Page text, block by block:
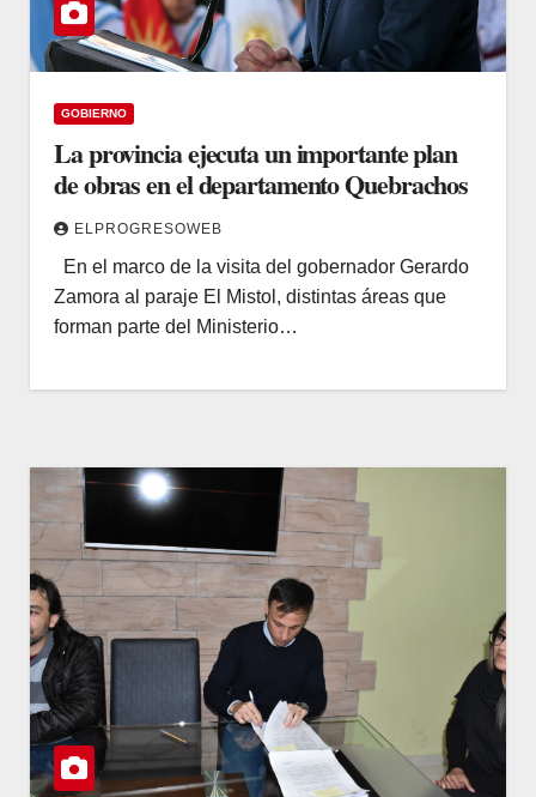
GOBIERNO
La provincia ejecuta un importante plan
de obras en el departamento Quebrachos
ELPROGRESOWEB
En el marco de la visita del gobernador Gerardo
Zamora al paraje El Mistol, distintas áreas que
forman parte del Ministerio…